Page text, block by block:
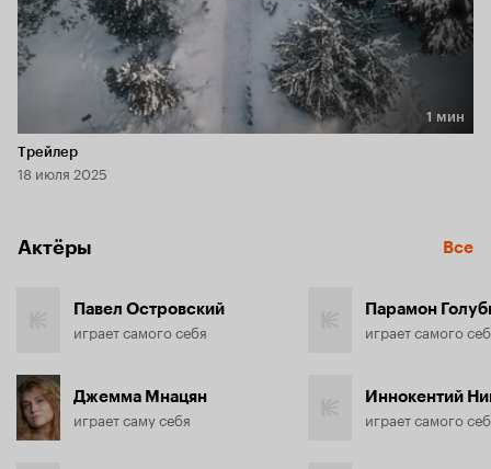
Длительность 1 мин
1 мин
Трейлер
18 июля 2025
Актёры Все
Павел Островский
играет самого себя
Джемма Мнацян
играет саму себя
Парамон
играет самого
Иннокентий
играет самого